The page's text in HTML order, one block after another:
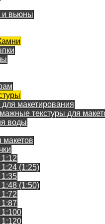
и вьюны
макетирования
текстуры для
воды
макетов
(1:25)
(1:50)